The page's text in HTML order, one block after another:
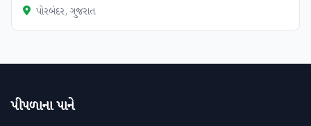
પોરબંદર, ગુજરાત
પીપળાના પાને